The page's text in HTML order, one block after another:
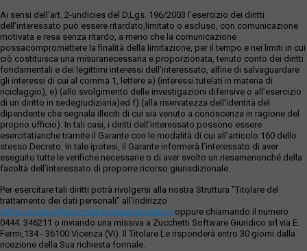
Ai sensi dell’art. 2-undicies del D.Lgs. 196/2003 l’esercizio dei diritti
dell’interessato può essere ritardato,limitato o escluso, con comunicazione
motivata e resa senza ritardo, a meno che la comunicazione
possacompromettere la finalità della limitazione, per il tempo e nei limiti in cui
ciò costituisca una misuranecessaria e proporzionata, tenuto conto dei diritti
fondamentali e dei legittimi interessi dell’interessato, alfine di salvaguardare
gli interessi di cui al comma 1, lettere a) (interessi tutelati in materia di
riciclaggio), e) (allo svolgimento delle investigazioni difensive o all’esercizio
di un diritto in sedegiudiziaria)ed f) (alla riservatezza dell’identità del
dipendente che segnala illeciti di cui sia venuto a conoscenza in ragione del
proprio ufficio). In tali casi, i diritti dell’interessato possono essere
esercitatianche tramite il Garante con le modalità di cui all’articolo 160 dello
stesso Decreto. In tale ipotesi, il Garante informerà l’interessato di aver
eseguito tutte le verifiche necessarie o di aver svolto un riesamenonché della
facoltà dell’interessato di proporre ricorso giurisdizionale.
Per esercitare tali diritti potrà rivolgersi alla nostra Struttura "Titolare del
trattamento dei dati personali" all'indirizzo
ufficio.privacy@zucchettisofwaregiuridico.itoppure chiamando il numero
0444. 346211 o inviando una missiva a Zucchetti Software Giuridico srl via E.
Fermi,134 - 36100 Vicenza (VI). Il Titolare Le risponderà entro 30 giorni dalla
ricezione della Sua richiesta formale.